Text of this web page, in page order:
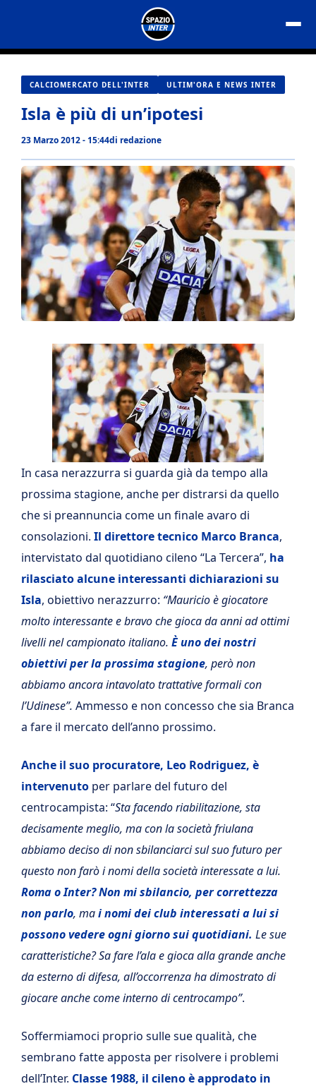
contenuto
CALCIOMERCATO DELL'INTER ULTIM'ORA E NEWS INTER
Isla è più di un’ipotesi
23 Marzo 2012 - 15:44di redazione
In casa nerazzurra si guarda già da tempo alla
prossima stagione, anche per distrarsi da quello
che si preannuncia come un finale avaro di
consolazioni. Il direttore tecnico Marco Branca,
intervistato dal quotidiano cileno “La Tercera”, ha
rilasciato alcune interessanti dichiarazioni su
Isla, obiettivo nerazzurro: “Mauricio è giocatore
molto interessante e bravo che gioca da anni ad ottimi
livelli nel campionato italiano. È uno dei nostri
obiettivi per la prossima stagione, però non
abbiamo ancora intavolato trattative formali con
l’Udinese”. Ammesso e non concesso che sia Branca
a fare il mercato dell’anno prossimo.
Anche il suo procuratore, Leo Rodriguez, è
intervenuto per parlare del futuro del
centrocampista: “Sta facendo riabilitazione, sta
decisamente meglio, ma con la società friulana
abbiamo deciso di non sbilanciarci sul suo futuro per
questo non farò i nomi della società interessate a lui.
Roma o Inter? Non mi sbilancio, per correttezza
non parlo, mai nomi dei club interessati a lui si
possono vedere ogni giorno sui quotidiani. Le sue
caratteristiche? Sa fare l’ala e gioca alla grande anche
da esterno di difesa, all’occorrenza ha dimostrato di
giocare anche come interno di centrocampo”.
Soffermiamoci proprio sulle sue qualità, che
sembrano fatte apposta per risolvere i problemi
dell’Inter. Classe 1988, il cileno è approdato in